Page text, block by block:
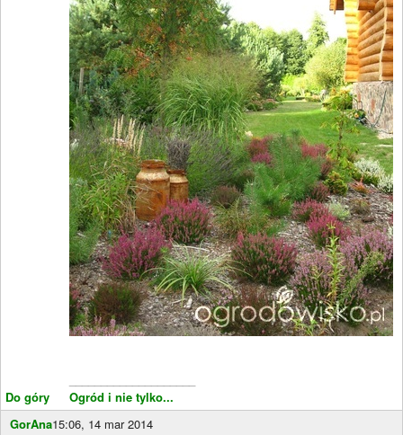
Do góry
Ogród i nie tylko...
GorAna15:06, 14 mar 2014